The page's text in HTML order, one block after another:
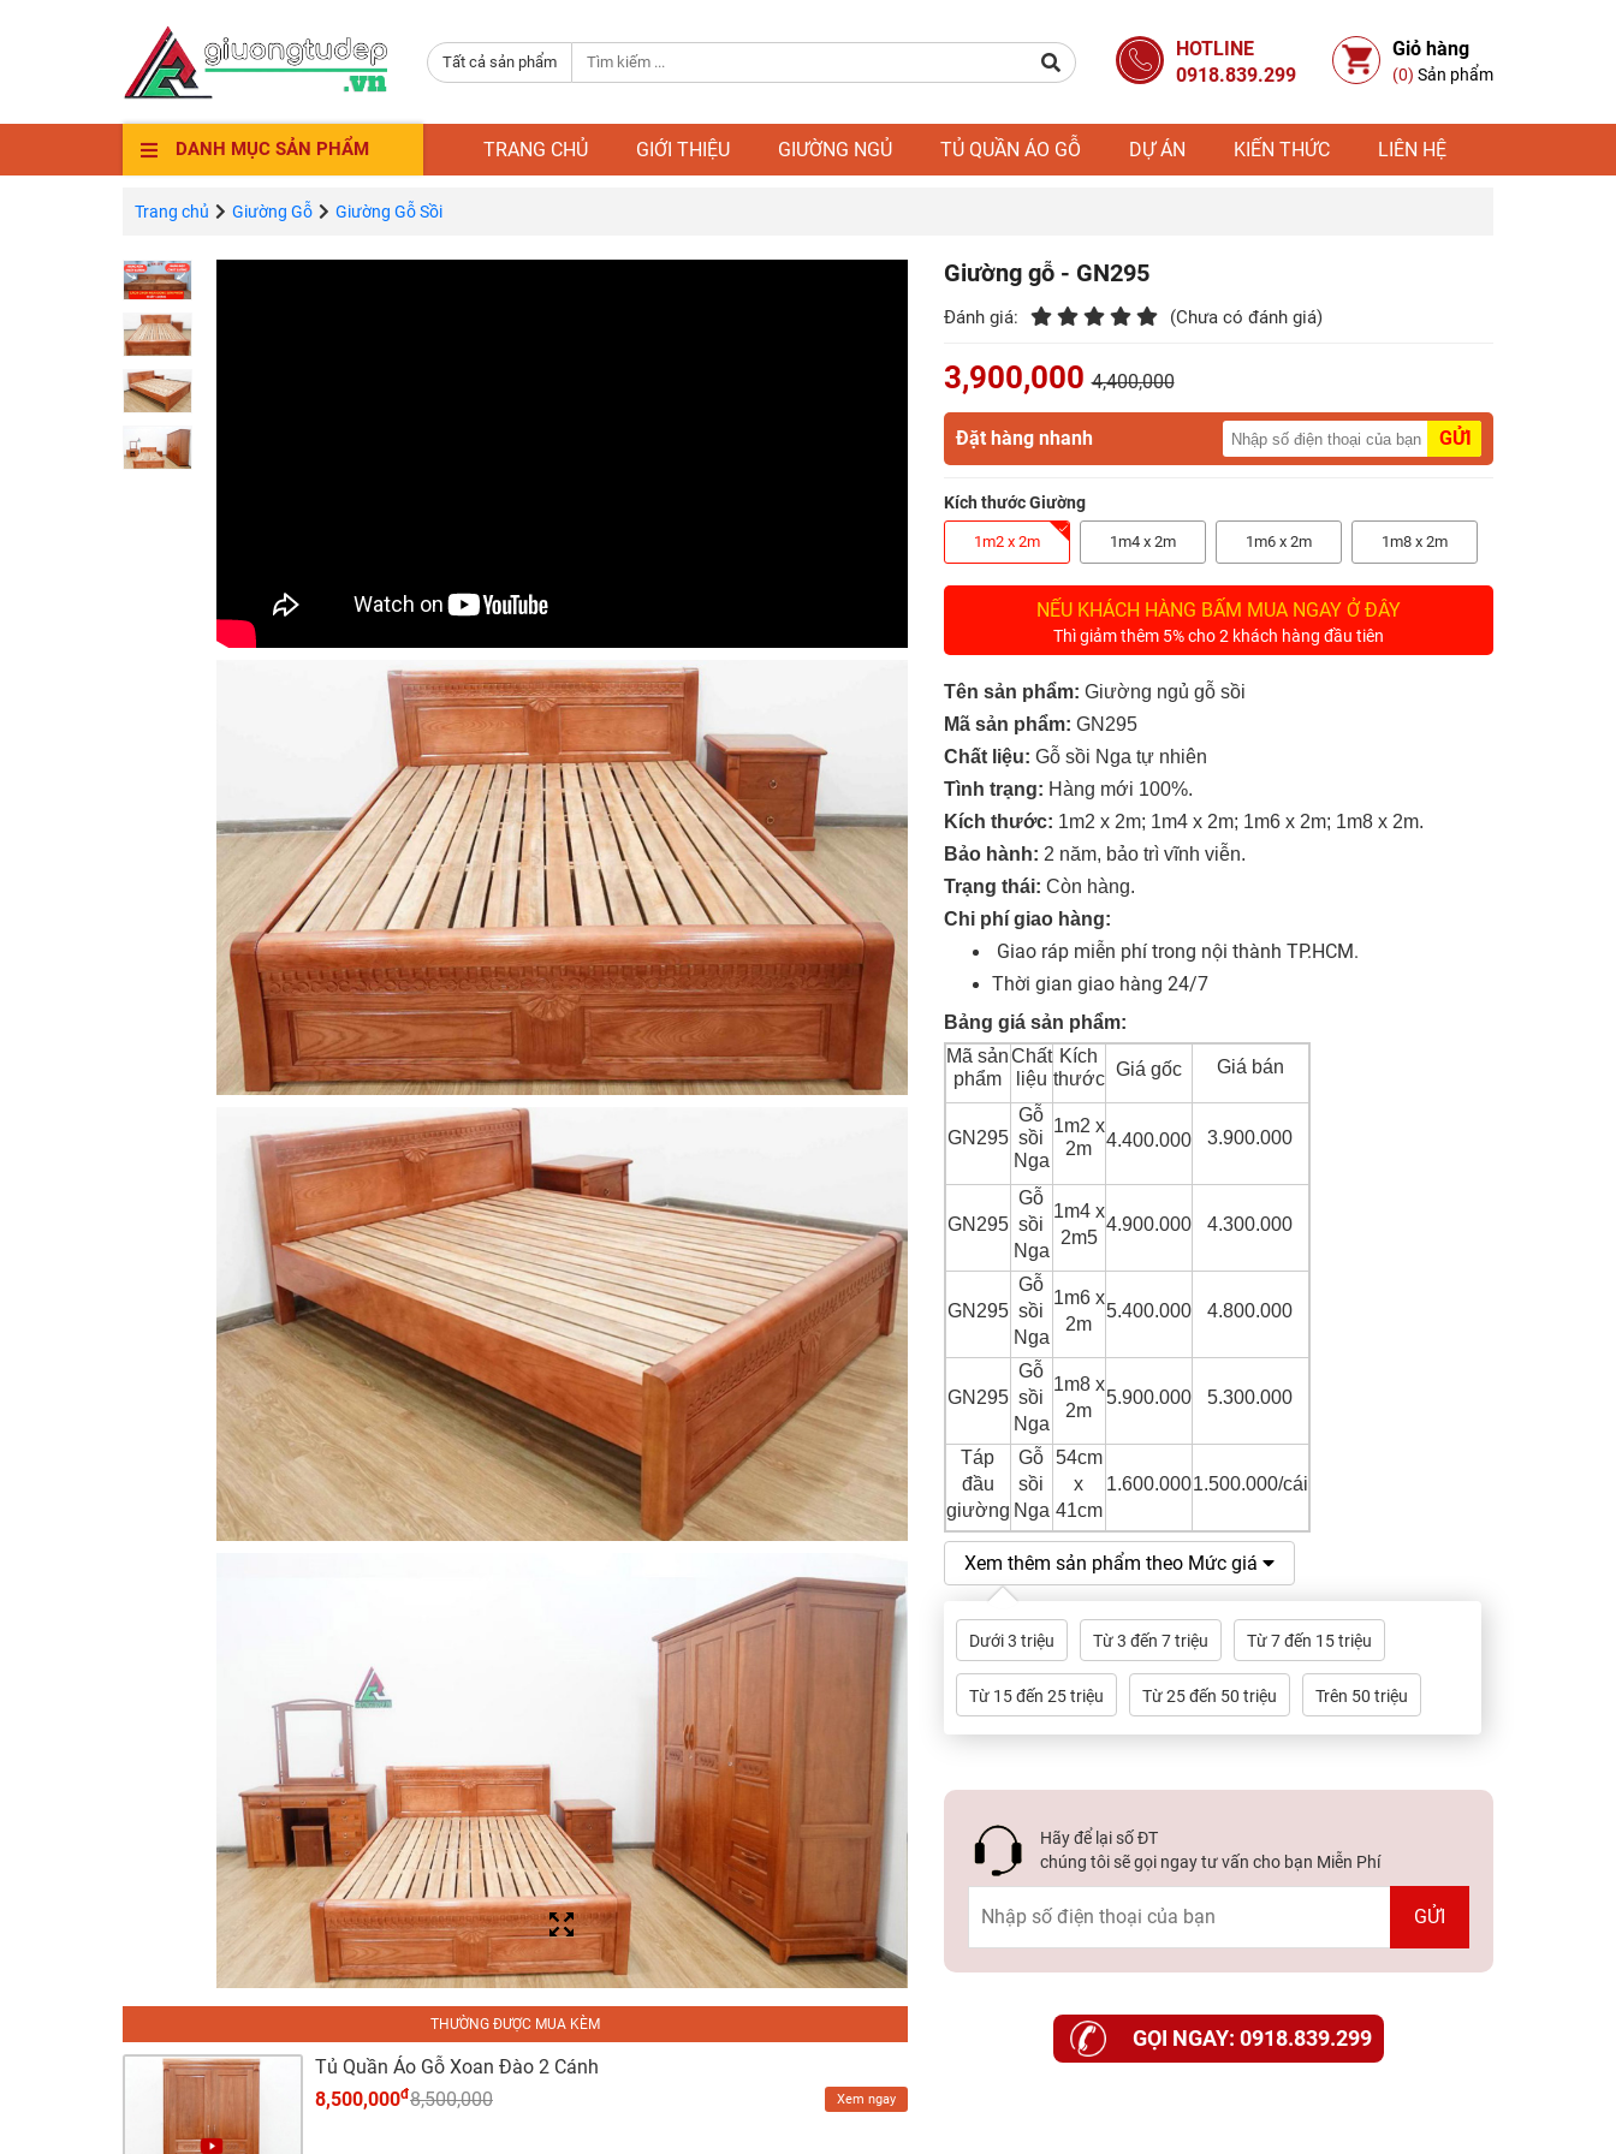
Tất cả sản phẩm
HOTLINE
0918.839.299
Giỏ hàng
(0) Sản phẩm
DANH MỤC SẢN PHẨM TRANG CHỦ GIỚI THIỆU GIƯỜNG NGỦ TỦ QUẦN ÁO GỖ DỰ ÁN KIẾN THỨC LIÊN HỆ
Trang chủ Giường Gỗ Giường Gỗ Sồi
THƯỜNG ĐƯỢC MUA KÈM
Tủ Quần Áo Gỗ Xoan Đào 2 Cánh
8,500,000đ8,500,000 Xem ngay
Giường gỗ - GN295
Đánh giá: (Chưa có đánh giá)
3,900,0004,400,000
Đặt hàng nhanh GỬI
Kích thước Giường
1m2 x 2m 1m4 x 2m 1m6 x 2m 1m8 x 2m
NẾU KHÁCH HÀNG BẤM MUA NGAY Ở ĐÂY
Thì giảm thêm 5% cho 2 khách hàng đầu tiên
Tên sản phẩm: Giường ngủ gỗ sồi
Mã sản phẩm: GN295
Chất liệu: Gỗ sồi Nga tự nhiên
Tình trạng: Hàng mới 100%.
Kích thước: 1m2 x 2m; 1m4 x 2m; 1m6 x 2m; 1m8 x 2m.
Bảo hành: 2 năm, bảo trì vĩnh viễn.
Trạng thái: Còn hàng.
Chi phí giao hàng:
Giao ráp miễn phí trong nội thành TP.HCM.
Thời gian giao hàng 24/7
Bảng giá sản phẩm:
Mã sản
phẩm
Chất
liệu
Kích
thước Giá gốc Giá bán
GN295
Gỗ
sồi
Nga
1m2 x
2m
4.400.000 3.900.000
GN295
Gỗ
sồi
Nga
1m4 x
2m5
4.900.000 4.300.000
GN295
Gỗ
sồi
Nga
1m6 x
2m
5.400.000 4.800.000
GN295
Gỗ
sồi
Nga
1m8 x
2m
5.900.000 5.300.000
Táp
đầu
giường
Gỗ
sồi
Nga
54cm
x
41cm
1.600.0001.500.000/cái
Xem thêm sản phẩm theo Mức giá
Dưới 3 triệu Từ 3 đến 7 triệu Từ 7 đến 15 triệu
Từ 15 đến 25 triệu Từ 25 đến 50 triệu Trên 50 triệu
Hãy để lại số ĐT
chúng tôi sẽ gọi ngay tư vấn cho bạn Miễn Phí
GỌI NGAY: 0918.839.299